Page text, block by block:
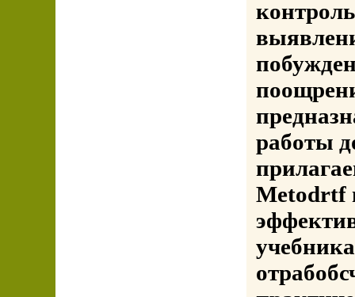
работы
Metodrtf